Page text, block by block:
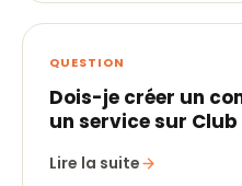
QUESTION
Dois-je créer un
un service sur Club
Lire la suite